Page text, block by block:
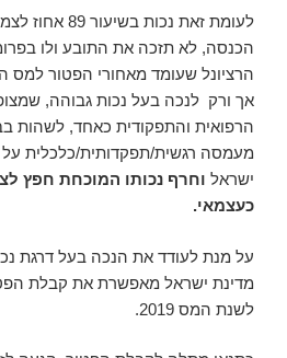
לעומת זאת
הכנסה, לא תזכה את התובע ולו
הרציונל שעומד מאחורי הפטור למס
אך ורק לנכה בעל נכות גבוהה,
הרפואית והתפקודית כאחד, לשהות
מעמסה רגשית/תפקדותית/כלכלית על
ישראל וחרף נכותו המוכחת חפץ
כעצמאי.
על מנת לעודד את הנכה בעל דרגת
לשנת המס 2019.